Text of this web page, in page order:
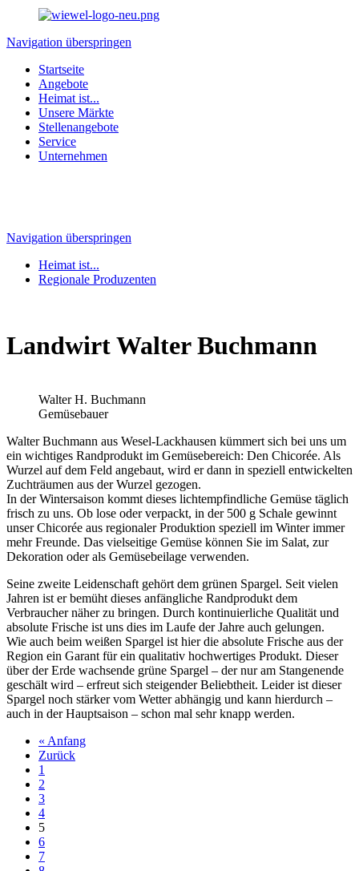
Navigation überspringen
Startseite
Angebote
Heimat ist...
Unsere Märkte
Stellenangebote
Service
Unternehmen
Navigation überspringen
Heimat ist...
Regionale Produzenten
Landwirt Walter Buchmann
Walter H. Buchmann
Gemüsebauer
Walter Buchmann aus Wesel-Lackhausen kümmert sich bei uns um
ein wichtiges Randprodukt im Gemüsebereich: Den Chicorée. Als
Wurzel auf dem Feld angebaut, wird er dann in speziell entwickelten
Zuchträumen aus der Wurzel gezogen.
In der Wintersaison kommt dieses lichtempfindliche Gemüse täglich
frisch zu uns. Ob lose oder verpackt, in der 500 g Schale gewinnt
unser Chicorée aus regionaler Produktion speziell im Winter immer
mehr Freunde. Das vielseitige Gemüse können Sie im Salat, zur
Dekoration oder als Gemüsebeilage verwenden.
Seine zweite Leidenschaft gehört dem grünen Spargel. Seit vielen
Jahren ist er bemüht dieses anfängliche Randprodukt dem
Verbraucher näher zu bringen. Durch kontinuierliche Qualität und
absolute Frische ist uns dies im Laufe der Jahre auch gelungen.
Wie auch beim weißen Spargel ist hier die absolute Frische aus der
Region ein Garant für ein qualitativ hochwertiges Produkt. Dieser
über der Erde wachsende grüne Spargel – der nur am Stangenende
geschält wird – erfreut sich steigender Beliebtheit. Leider ist dieser
Spargel noch stärker vom Wetter abhängig und kann hierdurch –
auch in der Hauptsaison – schon mal sehr knapp werden.
« Anfang
Zurück
1
2
3
4
5
6
7